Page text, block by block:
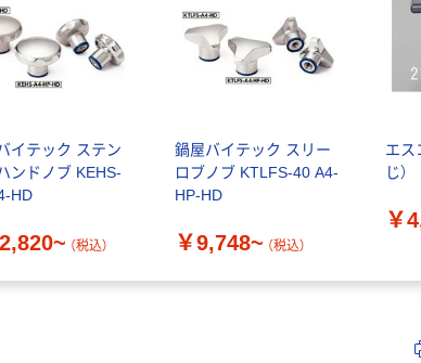
イテック ステン
ンドノブ KEHS-
HD
（税込）
鍋屋バイテック スリー
ロブノブ KTLFS-40 A4-
HP-HD
￥9,748~ （税込）
エス
じ
￥